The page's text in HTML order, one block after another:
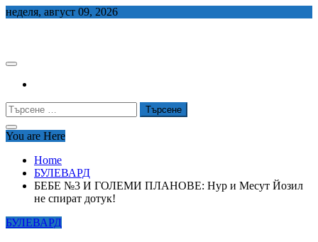
Skip
неделя, август 09, 2026
Търсене
за:
You are Here
Home
БУЛЕВАРД
БЕБЕ №3 И ГОЛЕМИ ПЛАНОВЕ: Нур и Месут Йозил
не спират дотук!
БУЛЕВАРД